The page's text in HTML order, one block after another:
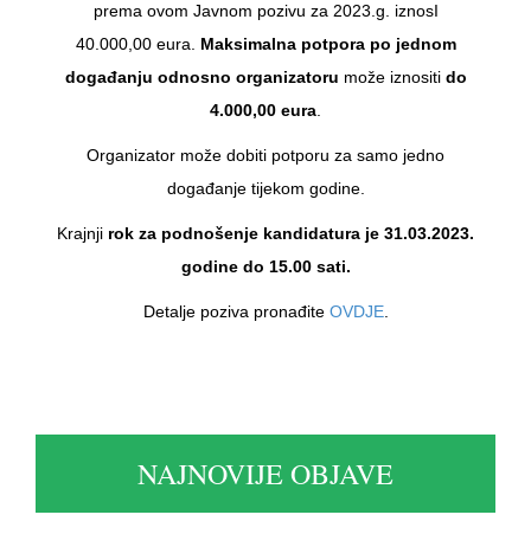
prema ovom Javnom pozivu za 2023.g. iznosI
40.000,00 eura. Maksimalna potpora po jednom
događanju odnosno organizatoru može iznositi do
4.000,00 eura.
Organizator može dobiti potporu za samo jedno
događanje tijekom godine.
Krajnji rok za podnošenje kandidatura je 31.03.2023.
godine do 15.00 sati.
Detalje poziva pronađiteOVDJE.
NAJNOVIJE OBJAVE